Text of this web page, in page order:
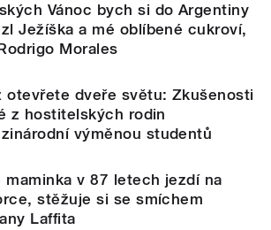
Vánoc bych si do Argentiny
Ježíška a mé oblíbené cukroví,
Morales
otevřete dveře světu: Zkušenosti
z hostitelských rodin
výměnou studentů
maminka v 87 letech jezdí na
stěžuje si se smíchem
Laffita